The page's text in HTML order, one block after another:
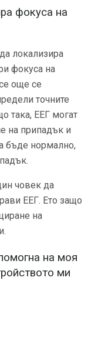
фокуса на
локализира
фокуса на
още се
точните
така, ЕЕГ могат
на припадък и
бъде нормално,
човек да
ЕЕГ. Ето защо
на
на моя
ми